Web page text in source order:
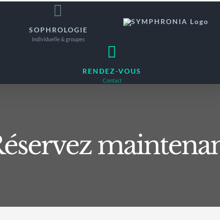
SOPHROLOGIE
Individuelle & groupes
RENDEZ-VOUS
Contact